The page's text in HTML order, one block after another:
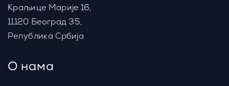
Краљице Марије 16,
11120 Београд 35,
Република Србија
О нама